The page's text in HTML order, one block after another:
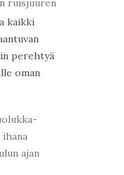
ruisjuuren
kaikki
perehtyä
oman
ajan